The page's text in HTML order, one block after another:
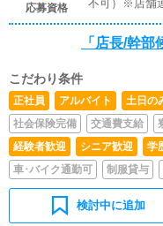
応募資格
不可）※店舗
「店長/幹部
こだわり条件
正社員 アルバイト 土日の
社会保険完備
交通費支給
経験者歓迎
シニア歓迎 学
車･バイク通勤可
制服貸与
検討中に追加